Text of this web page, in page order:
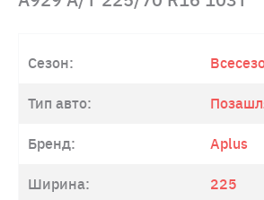
Сезон:
Тип авто:
Бренд: Aplus
Ширина: 225